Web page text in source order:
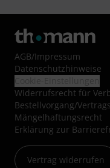
AGB/Impressum
Datenschutzhinweise
Widerrufsrecht für
Bestellvorgang/
Mängelhaftungsrecht
Erklärung zur
Vertrag widerrufen